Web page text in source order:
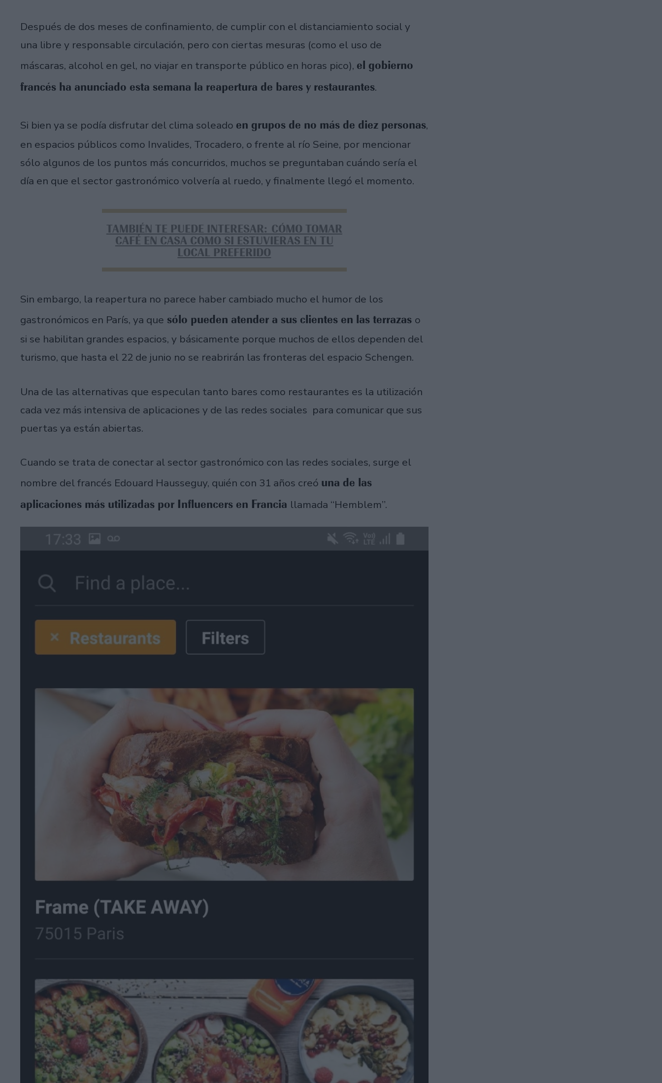
Después de dos meses de confinamiento, de cumplir con el distanciamiento social y
una libre y responsable circulación, pero con ciertas mesuras (como el uso de
máscaras, alcohol en gel, no viajar en transporte público en horas pico), el gobierno
francés ha anunciado esta semana la reapertura de bares y restaurantes.
Si bien ya se podía disfrutar del clima soleado en grupos de no más de diez personas,
en espacios públicos como Invalides, Trocadero, o frente al río Seine, por mencionar
sólo algunos de los puntos más concurridos, muchos se preguntaban cuándo sería el
día en que el sector gastronómico volvería al ruedo, y finalmente llegó el momento.
TAMBIÉN TE PUEDE INTERESAR: CÓMO TOMAR
CAFÉ EN CASA COMO SI ESTUVIERAS EN TU
LOCAL PREFERIDO
Sin embargo, la reapertura no parece haber cambiado mucho el humor de los
gastronómicos en París, ya que sólo pueden atender a sus clientes en las terrazas o
si se habilitan grandes espacios, y básicamente porque muchos de ellos dependen del
turismo, que hasta el 22 de junio no se reabrirán las fronteras del espacio Schengen.
Una de las alternativas que especulan tanto bares como restaurantes es la utilización
cada vez más intensiva de aplicaciones y de las redes sociales para comunicar que sus
puertas ya están abiertas.
Cuando se trata de conectar al sector gastronómico con las redes sociales, surge el
nombre del francés Edouard Hausseguy, quién con 31 años creó una de las
aplicaciones más utilizadas por Influencers en Francia llamada “Hemblem”.